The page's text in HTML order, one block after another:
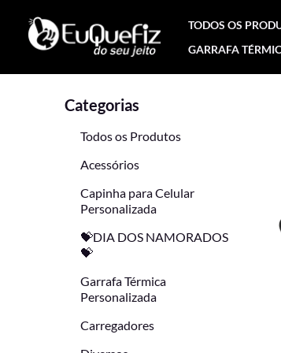
conteúdo
TODOS OS
GARRAFA
Categorias
Todos os Produtos
Acessórios
Capinha para Celular
Personalizada
💝DIA DOS NAMORADOS
💝
Garrafa Térmica
Personalizada
Carregadores